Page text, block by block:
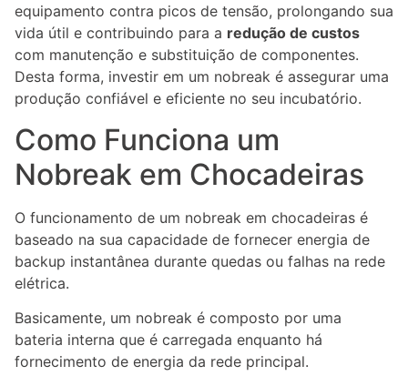
equipamento contra picos de tensão, prolongando sua
vida útil e contribuindo para a redução de custos
com manutenção e substituição de componentes.
Desta forma, investir em um nobreak é assegurar uma
produção confiável e eficiente no seu incubatório.
Como Funciona um
Nobreak em Chocadeiras
O funcionamento de um nobreak em chocadeiras é
baseado na sua capacidade de fornecer energia de
backup instantânea durante quedas ou falhas na rede
elétrica.
Basicamente, um nobreak é composto por uma
bateria interna que é carregada enquanto há
fornecimento de energia da rede principal.